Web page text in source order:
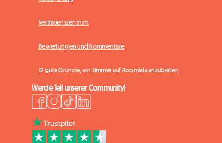
Vertrauenszentrum
Bewertungen und Kommentare
12 gute Gründe, ein Zimmer auf Roomlala anzubieten
Werde Teil unserer Community!